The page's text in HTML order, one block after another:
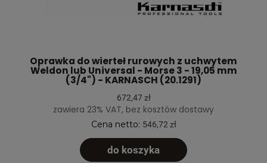
Oprawka do wierteł rurowych z uchwytem
Weldon lub Universal - Morse 3 - 19,05 mm
(3/4") - KARNASCH (20.1291)
672,47 zł
zawiera 23% VAT, bez kosztów dostawy
Cena netto: 546,72 zł
do koszyka